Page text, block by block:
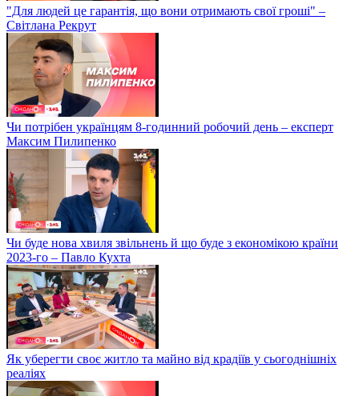
"Для людей це гарантія, що вони отримають свої гроші" –
Світлана Рекрут
Чи потрібен українцям 8-годинний робочий день – експерт
Максим Пилипенко
Чи буде нова хвиля звільнень й що буде з економікою країни
2023-го – Павло Кухта
Як уберегти своє житло та майно від крадіїв у сьогоднішніх
реаліях